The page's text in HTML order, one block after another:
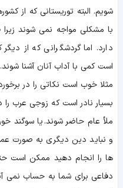
شویم. البته توریستانی که از
با مشکلی مواجه نمی شوند
دارد. اما گردشگرانی که از
است کمی با آداب آنان آشنا شوند.
مثلا خوب است نکاتی را در
بسیار نادر است که زوجی عرب
ملأ عام حاضر شوند.یا سوگند
و نباید دین دیگری به صورت
ها را انجام دهید ممکن است
دفاعی برای شما به حساب نمی